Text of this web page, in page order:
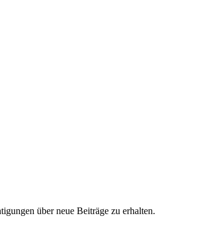
über neue Beiträge zu erhalten.